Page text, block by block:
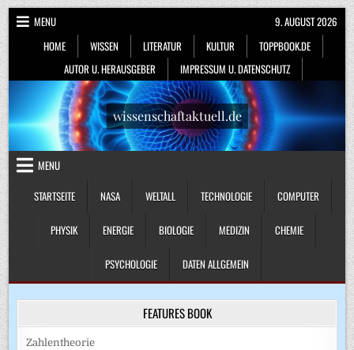
Skip
to
content
MENU
HOME
WISSEN LITERATUR KULTUR
TOPPBOOK.DE
AUTOR U. HERAUSGEBER
IMPRESSUM U. DATENSCHUTZ
9. AUGUST 2026
wissenschaftaktuell.de
MENU
STARTSEITE
NASA WELTALL TECHNOLOGIE COMPUTER
PHYSIK ENERGIE BIOLOGIE MEDIZIN CHEMIE
PSYCHOLOGIE DATEN ALLGEMEIN
FEATURES BOOK
Zahlentheorie